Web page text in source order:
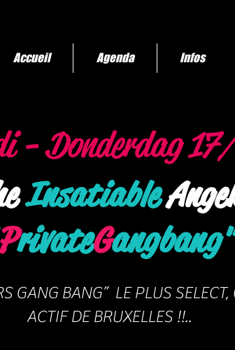
Accueil Agenda Infos
- Donderdag
Insatiable
rivateG
GANG BANG” LE PLUS SELECT,
ACTIF DE BRUXELLES !!..